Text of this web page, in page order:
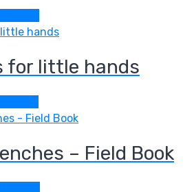
for little hands
– Field Book